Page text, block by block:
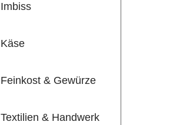
Imbiss
Käse
Feinkost & Gewürze
Textilien & Handwerk